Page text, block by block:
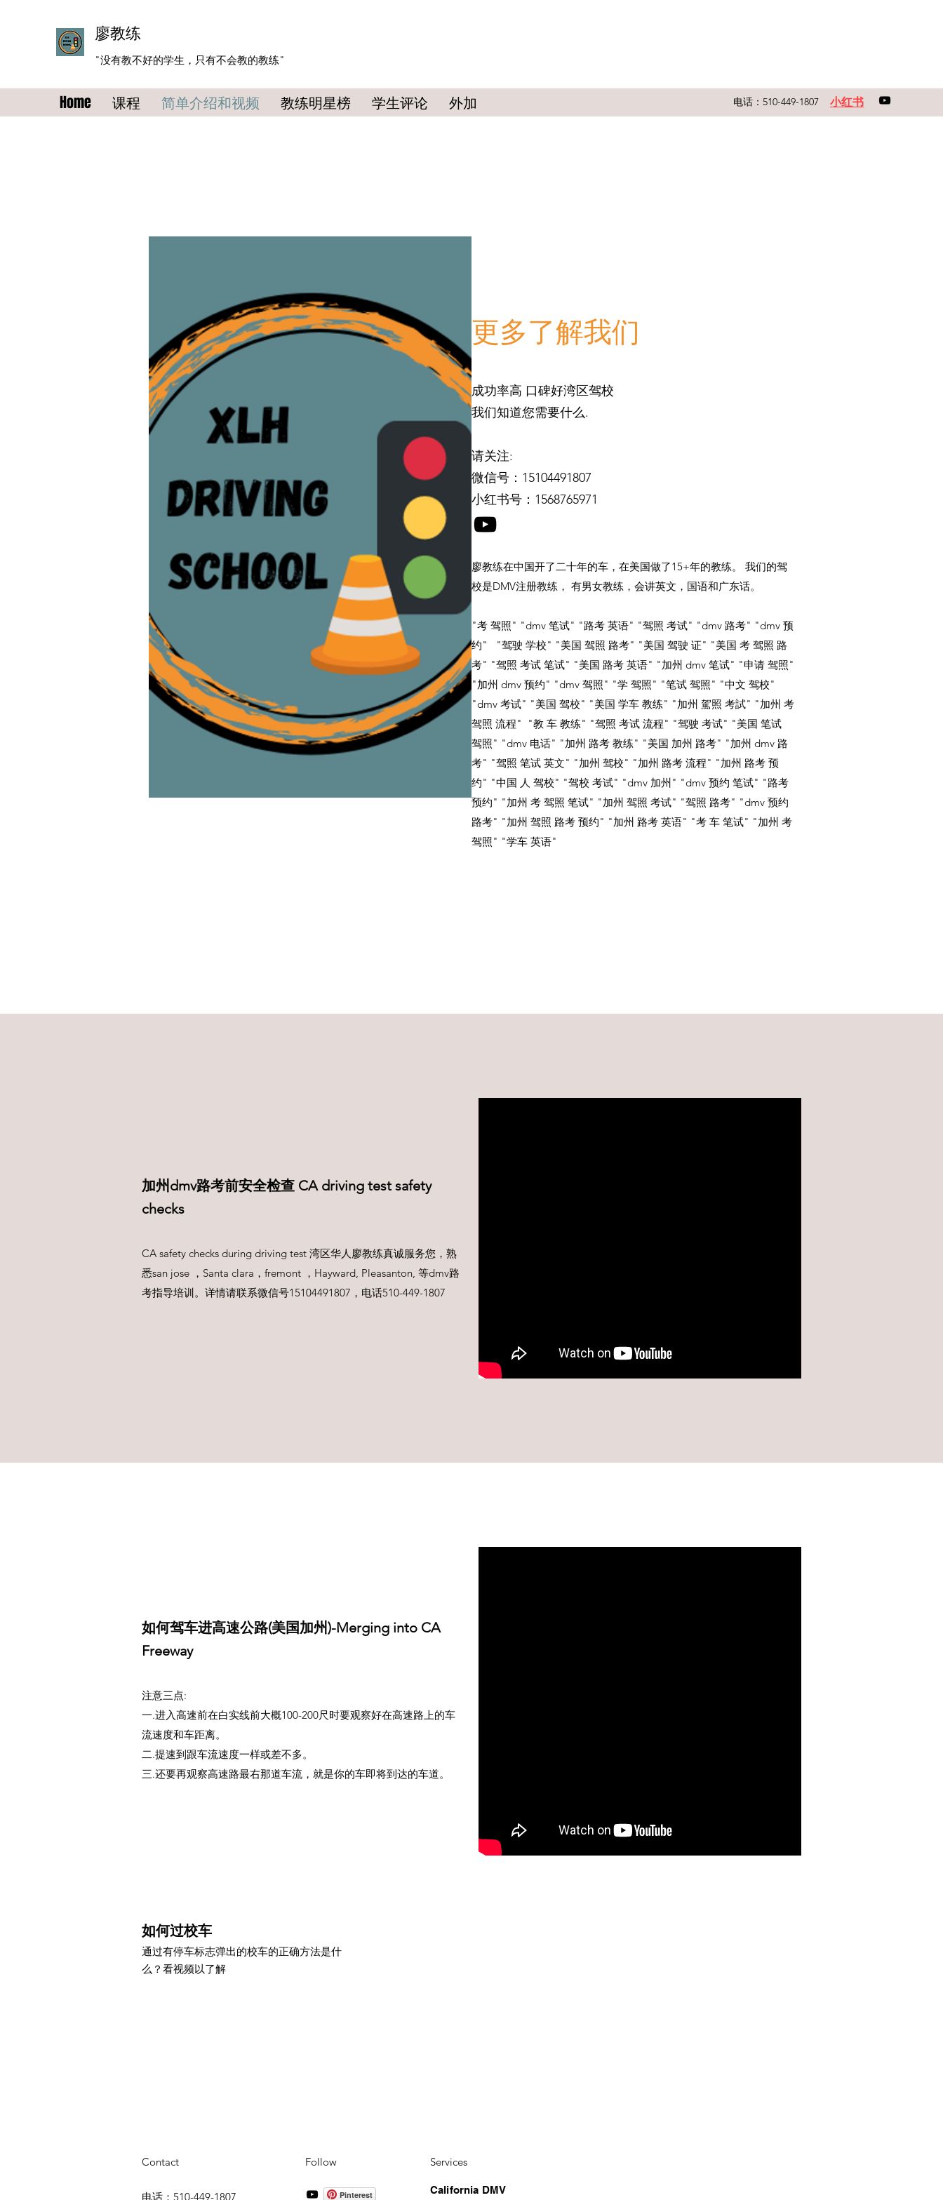
​廖教练
"没有教不好的学生，只有不会教的教练"
Home 课程 简单介绍和视频 教练明星榜 学生评论 外加 电话：510-449-1807 ​小红书
更多了解我们
成功率高 口碑好湾区驾校
我们知道您需要什么.
请关注:
​微信号：15104491807
小红书号：1568765971
廖教练在中国开了二十年的车，在美国做了15+年的教练。 我们的驾
校是DMV注册教练， 有男女教练，会讲英文，国语和广东话。
"考 驾照" "dmv 笔试" "路考 英语" "驾照 考试" "dmv 路考" "dmv 预
约" "驾驶 学校" "美国 驾照 路考" "美国 驾驶 证" "美国 考 驾照 路
考" "驾照 考试 笔试" "美国 路考 英语" "加州 dmv 笔试" "申请 驾照"
"加州 dmv 预约" "dmv 驾照" "学 驾照" "笔试 驾照" "中文 驾校"
"dmv 考试" "美国 驾校" "美国 学车 教练" "加州 駕照 考試" "加州 考
驾照 流程" "教 车 教练" "驾照 考试 流程" "驾驶 考试" "美国 笔试
驾照" "dmv 电话" "加州 路考 教练" "美国 加州 路考" "加州 dmv 路
考" "驾照 笔试 英文" "加州 驾校" "加州 路考 流程" "加州 路考 预
约" "中国 人 驾校" "驾校 考试" "dmv 加州" "dmv 预约 笔试" "路考
预约" "加州 考 驾照 笔试" "加州 驾照 考试" "驾照 路考" "dmv 预约
路考" "加州 驾照 路考 预约" "加州 路考 英语" "考 车 笔试" "加州 考
驾照" "学车 英语"
加州dmv路考前安全检查 CA driving test safety
checks
CA safety checks during driving test 湾区华人廖教练真诚服务您，熟
悉san jose ，Santa clara，fremont ，Hayward, Pleasanton, 等dmv路
考指导培训。详情请联系微信号15104491807，电话510-449-1807
如何驾车进高速公路(美国加州)-Merging into CA
Freeway
注意三点:
一.进入高速前在白实线前大概100-200尺时要观察好在高速路上的车
流速度和车距离。
二.提速到跟车流速度一样或差不多。
三.还要再观察高速路最右那道车流，就是你的车即将到达的车道。
如何过校车
通过有停车标志弹出的校车的正确方法是什
么？看视频以了解
Contact
电话：510-449-1807
Follow
Pinterest
Services
California DMV